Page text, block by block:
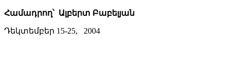
Համադրող՝ Ալբերտ Բաբելյան
Դեկտեմբեր 15-25, 2004